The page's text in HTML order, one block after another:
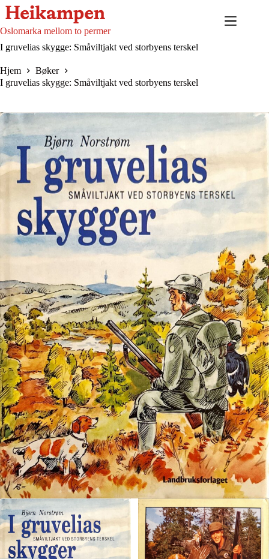
Hopp
til
innholdet
Oslomarka mellom to permer
I gruvelias skygge: Småviltjakt ved storbyens terskel
Hjem
Bøker
I gruvelias skygge: Småviltjakt ved storbyens terskel